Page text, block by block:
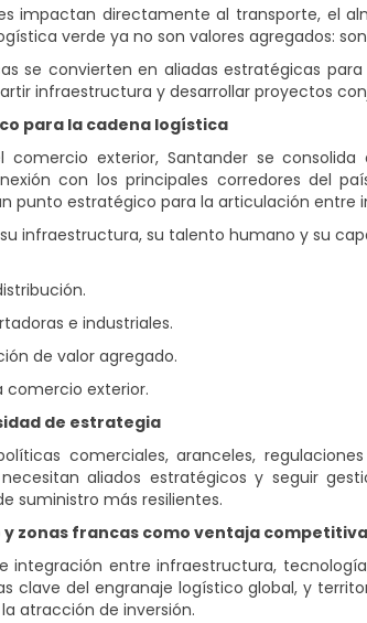
impactan directamente al transporte, el
verde ya no son valores agregados:
se convierten en aliadas estratégicas
infraestructura y desarrollar proyectos
para la cadena logística
exterior, Santander se
con los principales corredores del
punto estratégico para la articulación entre
infraestructura, su talento humano y su
e industriales.
de valor agregado.
comercio exterior.
de estrategia
comerciales, aranceles,
aliados estratégicos y seguir
suministro más resilientes.
zonas francas como ventaja competitiva
integración entre infraestructura,
clave del engranaje logístico global, y
atracción de inversión.